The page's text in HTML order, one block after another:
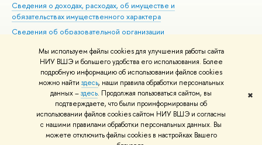
Мы используем файлы cookies для улучшения работы сайта
НИУ ВШЭ и большего удобства его использования. Более
подробную информацию об использовании файлов cookies
можно найти здесь, наши правила обработки персональных
данных –здесь. Продолжая пользоваться сайтом, вы
подтверждаете, что были проинформированы об
использовании файлов cookies сайтом НИУ ВШЭ и согласны
с нашими правилами обработки персональных данных. Вы
можете отключить файлы cookies в настройках Вашего
✖
Сведения о доходах, расходах, об имуществе и
обязательствах имущественного характера
Сведения об образовательной организации
Людям с ограниченными возможностями здоровья
Единая платежная страница
Работа в Вышке
© НИУ ВШЭ 1993–2026 Адреса и контакты Условия использования
материалов Политика конфиденциальности Карта сайта
Шрифты HSE Sans и HSE Slab разработаны вШколе дизайна НИУ ВШЭ